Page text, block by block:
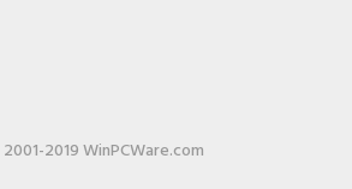
2019 WinPCWare.com